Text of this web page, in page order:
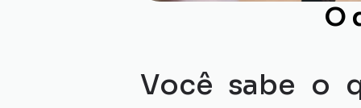
O
Você sabe o